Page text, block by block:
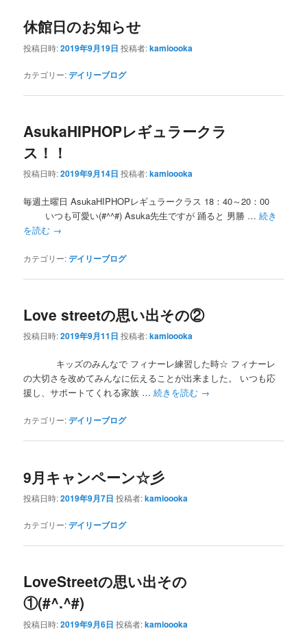
休館日のお知らせ
投稿日時:2019年9月19日 投稿者:kamioooka
カテゴリー:デイリーブログ
AsukaHIPHOPレギュラークラ
ス！！
投稿日時:2019年9月14日 投稿者:kamioooka
毎週土曜日 AsukaHIPHOPレギュラークラス 18：40～20：00
いつも可愛い(#^^#) Asuka先生ですが 踊ると 男勝 …続き
を読む →
カテゴリー:デイリーブログ
Love streetの思い出その②
投稿日時:2019年9月11日 投稿者:kamioooka
キッズのみんなで フィナーレ練習した時☆ フィナーレ
の大切さを改めてみんなに伝えることが出来ました。 いつも応
援し、サポートてくれる家族 …続きを読む →
カテゴリー:デイリーブログ
9月キャンペーン☆彡
投稿日時:2019年9月7日 投稿者:kamioooka
カテゴリー:デイリーブログ
LoveStreetの思い出その
①(#^.^#)
投稿日時:2019年9月6日 投稿者:kamioooka